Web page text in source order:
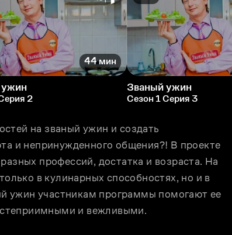
44 мин
ужин
2
Званый ужин
Сезон 1 Серия 3
на званый ужин и создать
и непринужденного общения?! В проекте
профессий, достатка и возраста. На
в кулинарных способностях, но и в
ужин участникам программы помогают ее
и вежливыми.